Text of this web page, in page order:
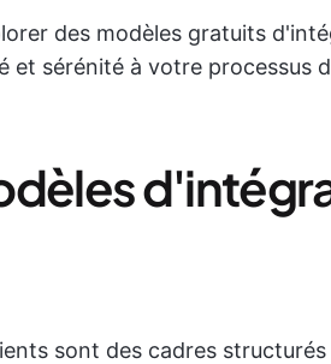
des modèles gratuits
et sérénité à votre processus
sont des cadres